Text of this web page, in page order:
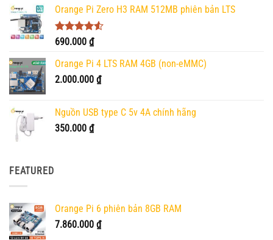
5 sao
Orange Pi Zero H3 RAM 512MB phiên bản LTS
Được xếp
4.50
5 sao
690.000 ₫
Orange Pi 4 LTS RAM 4GB (non-eMMC)
2.000.000 ₫
Nguồn USB type C 5v 4A chính hãng
350.000 ₫
FEATURED
Orange Pi 6 phiên bản 8GB RAM
7.860.000 ₫